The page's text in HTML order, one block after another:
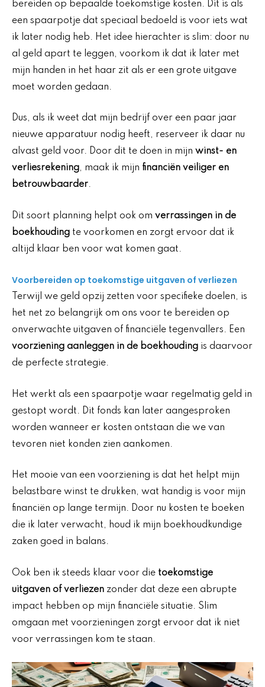
bereiden op bepaalde toekomstige kosten. Dit is als
een spaarpotje dat speciaal bedoeld is voor iets wat
ik later nodig heb. Het idee hierachter is slim: door nu
al geld apart te leggen, voorkom ik dat ik later met
mijn handen in het haar zit als er een grote uitgave
moet worden gedaan.
Dus, als ik weet dat mijn bedrijf over een paar jaar
nieuwe apparatuur nodig heeft, reserveer ik daar nu
alvast geld voor. Door dit te doen in mijn winst- en
verliesrekening, maak ik mijn financiën veiliger en
betrouwbaarder.
Dit soort planning helpt ook om verrassingen in de
boekhouding te voorkomen en zorgt ervoor dat ik
altijd klaar ben voor wat komen gaat.
Voorbereiden op toekomstige uitgaven of verliezen
Terwijl we geld opzij zetten voor specifieke doelen, is
het net zo belangrijk om ons voor te bereiden op
onverwachte uitgaven of financiële tegenvallers. Een
voorziening aanleggen in de boekhouding is daarvoor
de perfecte strategie.
Het werkt als een spaarpotje waar regelmatig geld in
gestopt wordt. Dit fonds kan later aangesproken
worden wanneer er kosten ontstaan die we van
tevoren niet konden zien aankomen.
Het mooie van een voorziening is dat het helpt mijn
belastbare winst te drukken, wat handig is voor mijn
financiën op lange termijn. Door nu kosten te boeken
die ik later verwacht, houd ik mijn boekhoudkundige
zaken goed in balans.
Ook ben ik steeds klaar voor die toekomstige
uitgaven of verliezen zonder dat deze een abrupte
impact hebben op mijn financiële situatie. Slim
omgaan met voorzieningen zorgt ervoor dat ik niet
voor verrassingen kom te staan.